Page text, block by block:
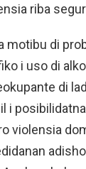
riba
motibu di
i uso di
di
i
violensia